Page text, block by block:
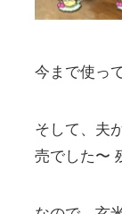
今まで使っ
そして、夫
売でした〜